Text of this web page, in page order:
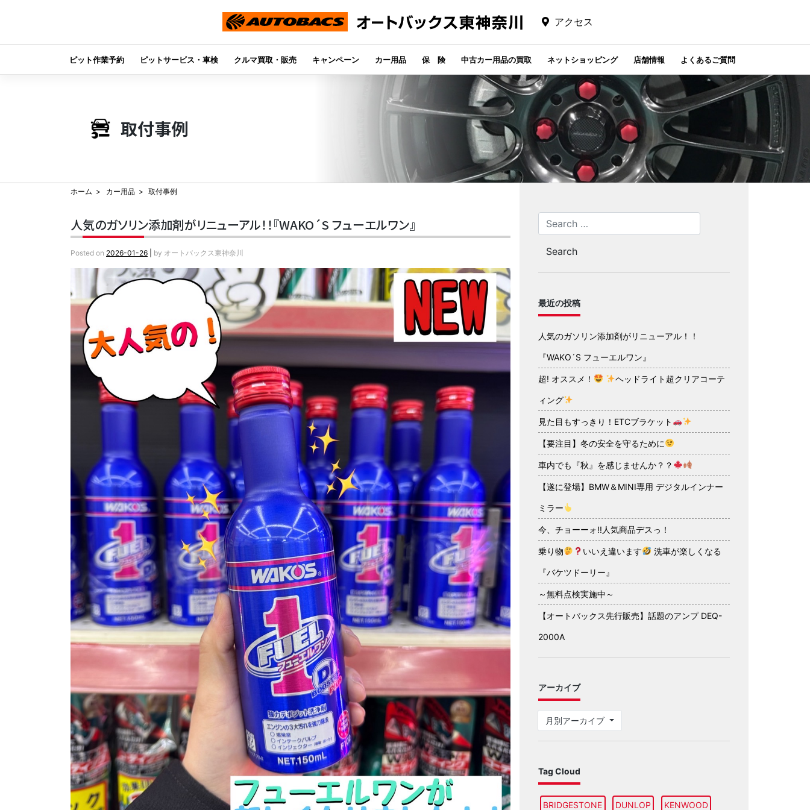
アクセス
ピット作業予約 ピットサービス・車検 クルマ買取・販売 キャンペーン カー用品 保 険 中古カー用品の買取 ネットショッピング 店舗情報 よくあるご質問
取付事例
ホーム カー用品 取付事例
人気のガソリン添加剤がリニューアル！！『WAKO´S フューエルワン』
Posted on 2026-01-26 by オートバックス東神奈川
最近の投稿
人気のガソリン添加剤がリニューアル！！
『WAKO´S フューエルワン』
超! オススメ！ ヘッドライト超クリアコーテ
ィング
見た目もすっきり！ETCブラケット
【要注目】冬の安全を守るために
車内でも『秋』を感じませんか？？
【遂に登場】BMW＆MINI専用 デジタルインナー
ミラー
今、チョーーォ!!人気商品デスっ！
乗り物 いいえ違います 洗車が楽しくなる
『バケツドーリー』
～無料点検実施中～
【オートバックス先行販売】話題のアンプ DEQ-
2000A
アーカイブ
月別アーカイブ
Tag Cloud
BRIDGESTONE DUNLOP KENWOOD